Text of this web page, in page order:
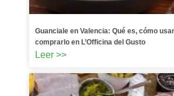
Guanciale en Valencia: Qué es, cómo
comprarlo en L’Officina del Gusto
Leer >>